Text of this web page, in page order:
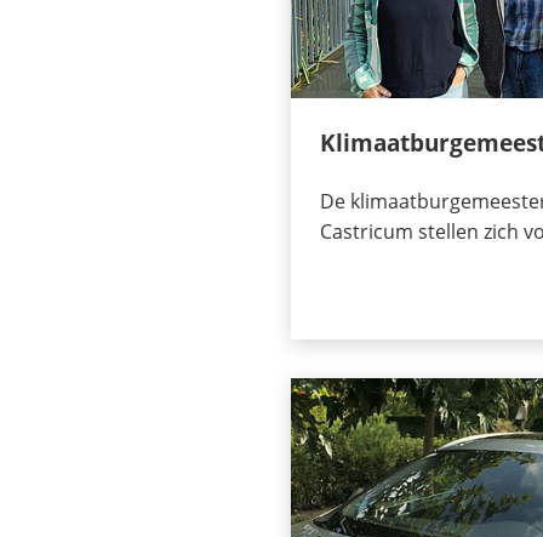
De
Castricum stellen zich